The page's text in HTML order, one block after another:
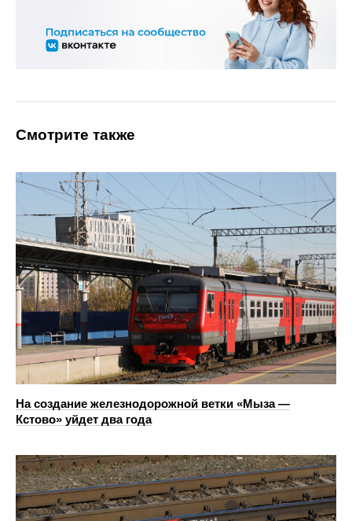
Смотрите также
На создание железнодорожной ветки «Мыза —
Кстово» уйдет два года